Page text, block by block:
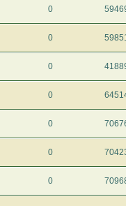
0
0 59851
0
0
0
0
0